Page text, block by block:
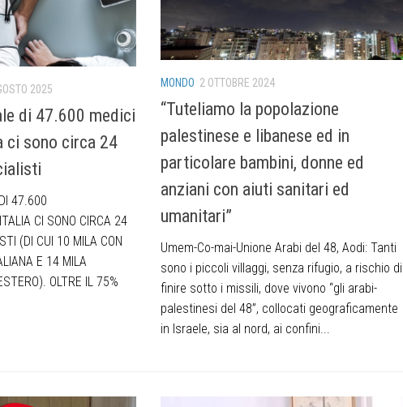
2025
di 47.600 medici
ci sono circa 24
47.600
CI SONO CIRCA 24
(DI CUI 10 MILA CON
E 14 MILA
OLTRE IL 75%
MONDO 2 OTTOBRE 2024
“Tuteliamo la popolazione
palestinese e libanese ed in
particolare bambini, donne ed
anziani con aiuti sanitari ed
umanitari”
Umem-Co-mai-Unione Arabi del 48, Aodi: Tanti
sono i piccoli villaggi, senza rifugio, a rischio di
finire sotto i missili, dove vivono “gli arabi-
palestinesi del 48”, collocati geograficamente
in Israele, sia al nord, ai confini...